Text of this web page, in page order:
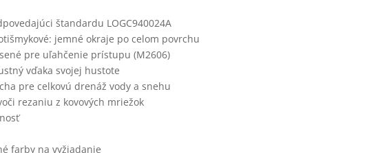
štandardu LOGC940024A
jemné okraje po celom povrchu
pre uľahčenie prístupu (M2606)
vďaka svojej hustote
pre celkovú drenáž vody a snehu
rezaniu z kovových mriežok
farby na vyžiadanie